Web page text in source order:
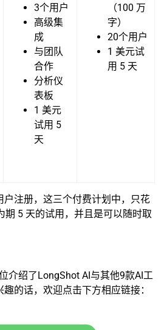
3个用户
高级集
成
与团队
合作
分析仪
表板
1 美元
试用 5
天
（100 万
字）
20个用户
1 美元试
用 5 天
户注册，这三个付费计划中，只花
期 5 天的试用，并且是可以随时取
介绍了LongShot AI与其他9款AI工
的话，欢迎点击下方相应链接：